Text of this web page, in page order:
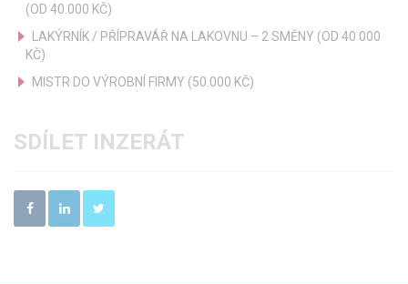
(OD 40.000 KČ)
LAKÝRNÍK / PŘÍPRAVÁŘ NA LAKOVNU – 2 SMĚNY (OD 40 000
KČ)
MISTR DO VÝROBNÍ FIRMY (50.000 KČ)
SDÍLET INZERÁT